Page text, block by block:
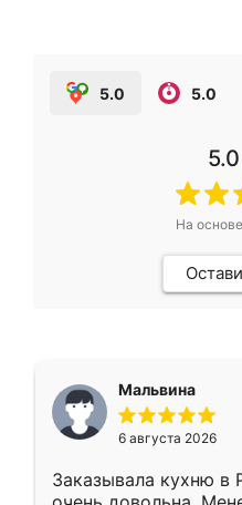
5.0 5.0
5.0
На основе
Мальвина
6 августа 2026
Заказывала кухню в